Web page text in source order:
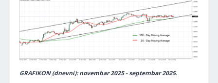
GRAFIKON (dnevni): novembar 2025 - septembar 2025.